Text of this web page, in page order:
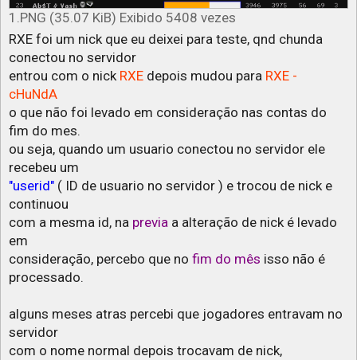
1.PNG (35.07 KiB) Exibido 5408 vezes
RXE foi um nick que eu deixei para teste, qnd chunda
conectou no servidor
entrou com o nick RXE depois mudou para RXE -
cHuNdA
o que não foi levado em consideração nas contas do
fim do mes.
ou seja, quando um usuario conectou no servidor ele
recebeu um
"userid" ( ID de usuario no servidor ) e trocou de nick e
continuou
com a mesma id, na previa a alteração de nick é levado
em
consideração, percebo que no fim do mês isso não é
processado.
alguns meses atras percebi que jogadores entravam no
servidor
com o nome normal depois trocavam de nick,